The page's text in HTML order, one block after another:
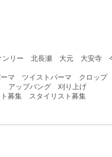
オンリー 北長瀬 大元 大安
マ ツイストパーマ クロップ
アップバング 刈り上げ
募集 スタイリスト募集